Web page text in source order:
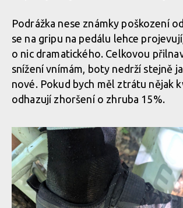
Podrážka nese známky poškození
se na gripu na pedálu lehce
o nic dramatického. Celkovou
snížení vnímám, boty nedrží stejně
nové. Pokud bych měl ztrátu nějak
odhazují zhoršení o zhruba 15%.